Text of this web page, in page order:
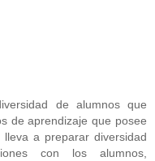
de alumnos que
de aprendizaje que posee
a preparar diversidad
con los alumnos,